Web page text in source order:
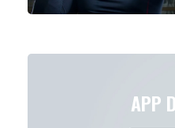
APP